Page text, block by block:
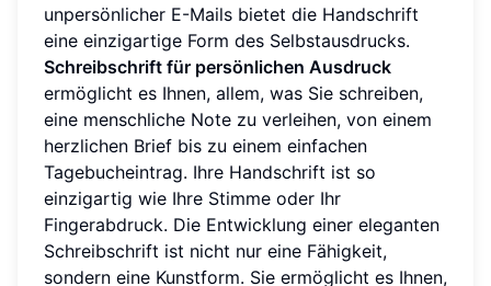
unpersönlicher E-Mails bietet die Handschrift
eine einzigartige Form des Selbstausdrucks.
Schreibschrift für persönlichen Ausdruck
ermöglicht es Ihnen, allem, was Sie schreiben,
eine menschliche Note zu verleihen, von einem
herzlichen Brief bis zu einem einfachen
Tagebucheintrag. Ihre Handschrift ist so
einzigartig wie Ihre Stimme oder Ihr
Fingerabdruck. Die Entwicklung einer eleganten
Schreibschrift ist nicht nur eine Fähigkeit,
sondern eine Kunstform. Sie ermöglicht es Ihnen,